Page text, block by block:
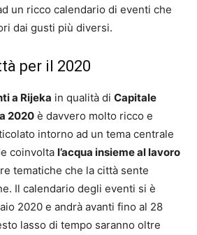
un ricco calendario di eventi che
dai gusti più diversi.
per il 2020
a Rijeka in qualità di Capitale
2020 è davvero molto ricco e
intorno ad un tema centrale
coinvolta l’acqua insieme al lavoro
tematiche che la città sente
Il calendario degli eventi si è
2020 e andrà avanti fino al 28
lasso di tempo saranno oltre